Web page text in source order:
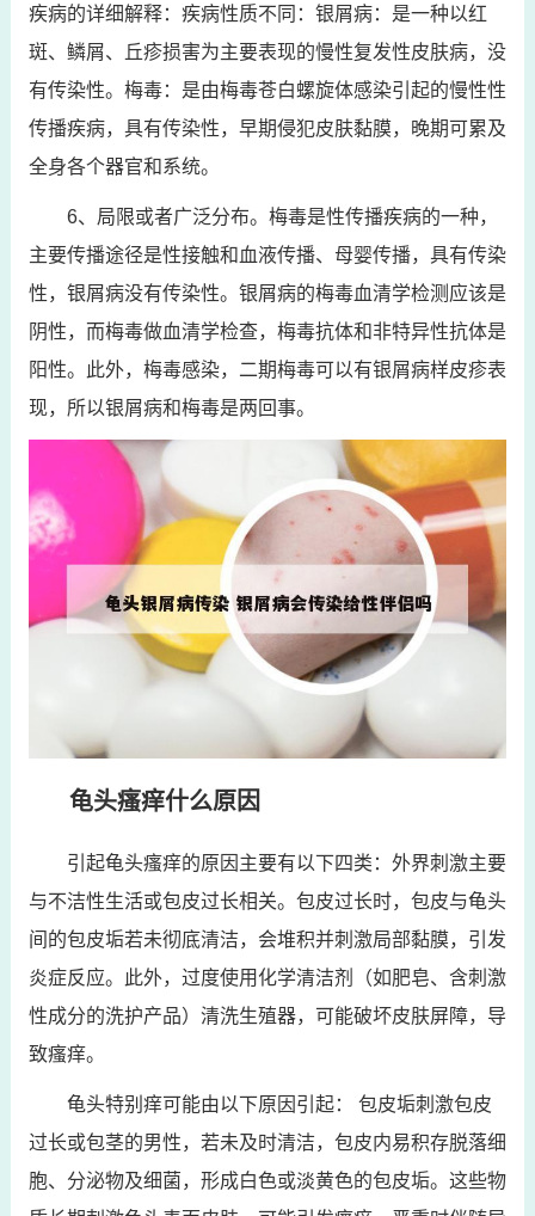
疾病的详细解释：疾病性质不同：银屑病：是一种以红
斑、鳞屑、丘疹损害为主要表现的慢性复发性皮肤病，没
有传染性。梅毒：是由梅毒苍白螺旋体感染引起的慢性性
传播疾病，具有传染性，早期侵犯皮肤黏膜，晚期可累及
全身各个器官和系统。
6、局限或者广泛分布。梅毒是性传播疾病的一种，
主要传播途径是性接触和血液传播、母婴传播，具有传染
性，银屑病没有传染性。银屑病的梅毒血清学检测应该是
阴性，而梅毒做血清学检查，梅毒抗体和非特异性抗体是
阳性。此外，梅毒感染，二期梅毒可以有银屑病样皮疹表
现，所以银屑病和梅毒是两回事。
龟头瘙痒什么原因
引起龟头瘙痒的原因主要有以下四类：外界刺激主要
与不洁性生活或包皮过长相关。包皮过长时，包皮与龟头
间的包皮垢若未彻底清洁，会堆积并刺激局部黏膜，引发
炎症反应。此外，过度使用化学清洁剂（如肥皂、含刺激
性成分的洗护产品）清洗生殖器，可能破坏皮肤屏障，导
致瘙痒。
龟头特别痒可能由以下原因引起： 包皮垢刺激包皮
过长或包茎的男性，若未及时清洁，包皮内易积存脱落细
胞、分泌物及细菌，形成白色或淡黄色的包皮垢。这些物